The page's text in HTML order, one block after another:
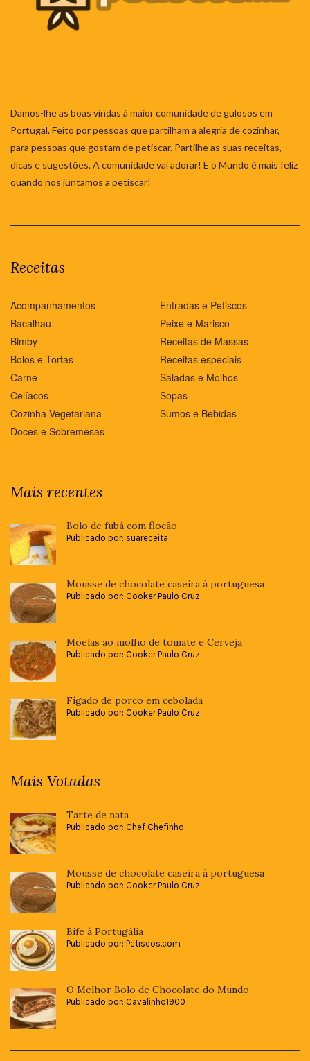
Damos-lhe as boas vindas à maior comunidade de gulosos em
Portugal. Feito por pessoas que partilham a alegria de cozinhar,
para pessoas que gostam de petiscar. Partilhe as suas receitas,
dicas e sugestões. A comunidade vai adorar! E o Mundo é mais feliz
quando nos juntamos a petiscar!
Receitas
Acompanhamentos
Bacalhau
Bimby
Bolos e Tortas
Carne
Celíacos
Cozinha Vegetariana
Doces e Sobremesas
Entradas e Petiscos
Peixe e Marisco
Receitas de Massas
Receitas especiais
Saladas e Molhos
Sopas
Sumos e Bebidas
Mais recentes
Bolo de fubá com flocão
Publicado por: suareceita
Mousse de chocolate caseira à portuguesa
Publicado por: Cooker Paulo Cruz
Moelas ao molho de tomate e Cerveja
Publicado por: Cooker Paulo Cruz
Fígado de porco em cebolada
Publicado por: Cooker Paulo Cruz
Mais Votadas
Tarte de nata
Publicado por: Chef Chefinho
Mousse de chocolate caseira à portuguesa
Publicado por: Cooker Paulo Cruz
Bife à Portugália
Publicado por: Petiscos.com
O Melhor Bolo de Chocolate do Mundo
Publicado por: Cavalinho1900